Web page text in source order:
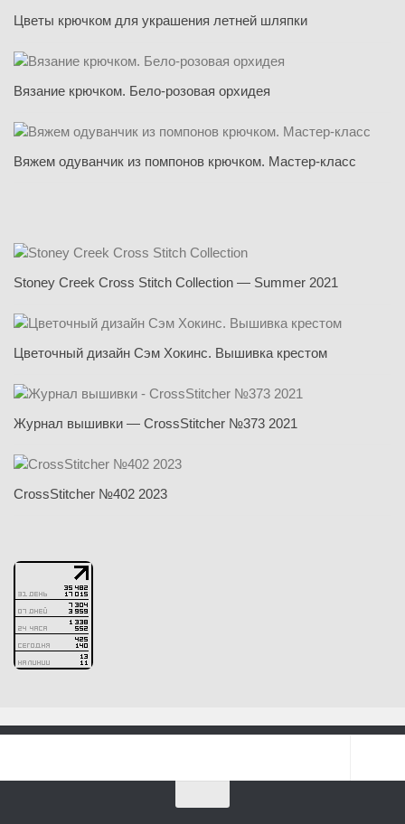
Цветы крючком для украшения летней шляпки
Вязание крючком. Бело-розовая орхидея
Вяжем одуванчик из помпонов крючком. Мастер-класс
Stoney Creek Cross Stitch Collection — Summer 2021
Цветочный дизайн Сэм Хокинс. Вышивка крестом
Журнал вышивки — CrossStitcher №373 2021
CrossStitcher №402 2023